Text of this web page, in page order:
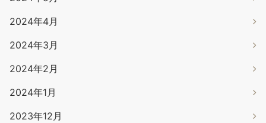
2024年4月
2024年3月
2024年2月
2024年1月
2023年12月